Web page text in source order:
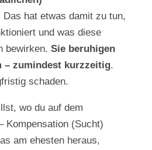
Das hat etwas damit zu tun,
und was diese
bewirken. Sie beruhigen
– zumindest kurzzeitig.
schaden.
wo du auf dem
Kompensation (Sucht)
am ehesten heraus,